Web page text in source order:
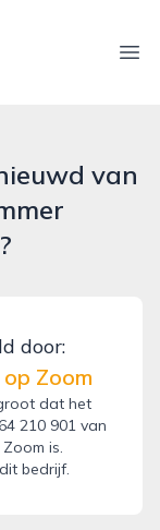
van
door:
Zoom
dat het
210 901 van
is.
bedrijf.